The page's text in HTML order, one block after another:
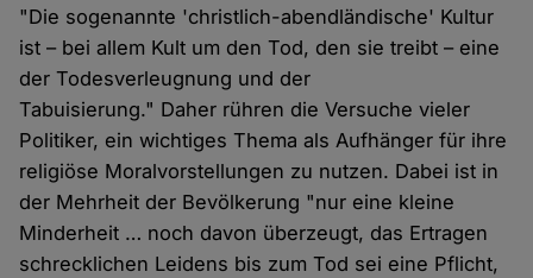
"Die sogenannte 'christlich-abendländische' Kultur
ist – bei allem Kult um den Tod, den sie treibt – eine
der Todesverleugnung und der
Tabuisierung." Daher rühren die Versuche vieler
Politiker, ein wichtiges Thema als Aufhänger für ihre
religiöse Moralvorstellungen zu nutzen. Dabei ist in
der Mehrheit der Bevölkerung "nur eine kleine
Minderheit … noch davon überzeugt, das Ertragen
schrecklichen Leidens bis zum Tod sei eine Pflicht,